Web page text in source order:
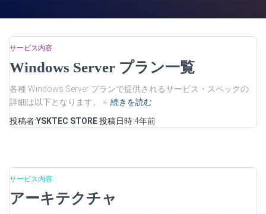
サービス内容
Windows Server プラン一覧
各種 Windows Server プランで提供されるサービス・スペックの
詳細は以下となります。 ※ 続きを読む
投稿者:YSKTEC STORE投稿日時:4年前
サービス内容
アーキテクチャ